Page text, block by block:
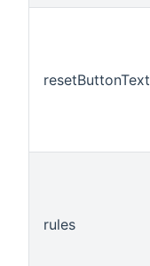
resetButtonText
rules